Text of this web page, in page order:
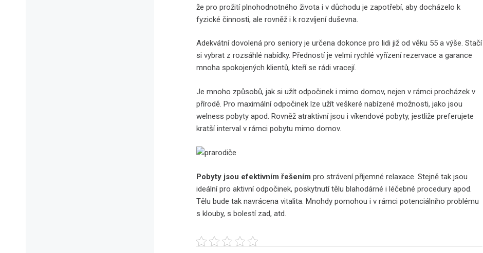
že pro prožití plnohodnotného života i v důchodu je zapotřebí, aby docházelo k
fyzické činnosti, ale rovněž i k rozvíjení duševna.
Adekvátnídovolená pro seniory je určena dokonce pro lidi již od věku 55 a výše. Stačí
si vybrat z rozsáhlé nabídky. Předností je velmi rychlé vyřízení rezervace a garance
mnoha spokojených klientů, kteří se rádi vracejí.
Je mnoho způsobů, jak si užít odpočinek i mimo domov, nejen v rámci procházek v
přírodě. Pro maximální odpočinek lze užít veškeré nabízené možnosti, jako jsou
welness pobyty apod. Rovněž atraktivní jsou i víkendové pobyty, jestliže preferujete
kratší interval v rámci pobytu mimo domov.
Pobyty jsou efektivním řešením pro strávení příjemné relaxace. Stejně tak jsou
ideální pro aktivní odpočinek, poskytnutí tělu blahodárné i léčebné procedury apod.
Tělu bude tak navrácena vitalita. Mnohdy pomohou i v rámci potenciálního problému
s klouby, s bolestí zad, atd.